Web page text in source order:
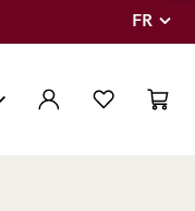
Langue
FR
COMPTE LISTE
PANIER